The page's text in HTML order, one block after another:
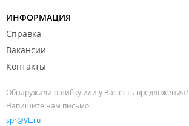
ИНФОРМАЦИЯ
Справка
Вакансии
Контакты
Обнаружили ошибку или у Вас есть предложения?
Напишите нам письмо:
spr@VL.ru